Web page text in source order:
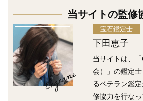
当サイトの監修
Engname
宝石鑑定士
下田恵子
当サイトは、
会）」の鑑定
るベテラン鑑
修協力を行なっ